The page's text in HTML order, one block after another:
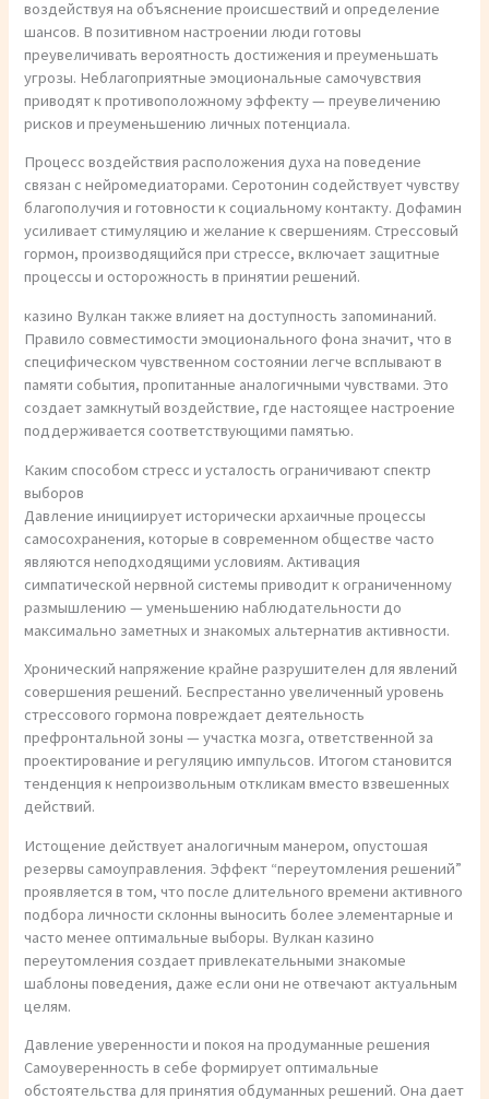
воздействуя на объяснение происшествий и определение
шансов. В позитивном настроении люди готовы
преувеличивать вероятность достижения и преуменьшать
угрозы. Неблагоприятные эмоциональные самочувствия
приводят к противоположному эффекту — преувеличению
рисков и преуменьшению личных потенциала.
Процесс воздействия расположения духа на поведение
связан с нейромедиаторами. Серотонин содействует чувству
благополучия и готовности к социальному контакту. Дофамин
усиливает стимуляцию и желание к свершениям. Стрессовый
гормон, производящийся при стрессе, включает защитные
процессы и осторожность в принятии решений.
казино Вулкан также влияет на доступность запоминаний.
Правило совместимости эмоционального фона значит, что в
специфическом чувственном состоянии легче всплывают в
памяти события, пропитанные аналогичными чувствами. Это
создает замкнутый воздействие, где настоящее настроение
поддерживается соответствующими памятью.
Каким способом стресс и усталость ограничивают спектр
выборов
Давление инициирует исторически архаичные процессы
самосохранения, которые в современном обществе часто
являются неподходящими условиям. Активация
симпатической нервной системы приводит к ограниченному
размышлению — уменьшению наблюдательности до
максимально заметных и знакомых альтернатив активности.
Хронический напряжение крайне разрушителен для явлений
совершения решений. Беспрестанно увеличенный уровень
стрессового гормона повреждает деятельность
префронтальной зоны — участка мозга, ответственной за
проектирование и регуляцию импульсов. Итогом становится
тенденция к непроизвольным откликам вместо взвешенных
действий.
Истощение действует аналогичным манером, опустошая
резервы самоуправления. Эффект “переутомления решений”
проявляется в том, что после длительного времени активного
подбора личности склонны выносить более элементарные и
часто менее оптимальные выборы. Вулкан казино
переутомления создает привлекательными знакомые
шаблоны поведения, даже если они не отвечают актуальным
целям.
Давление уверенности и покоя на продуманные решения
Самоуверенность в себе формирует оптимальные
обстоятельства для принятия обдуманных решений. Она дает